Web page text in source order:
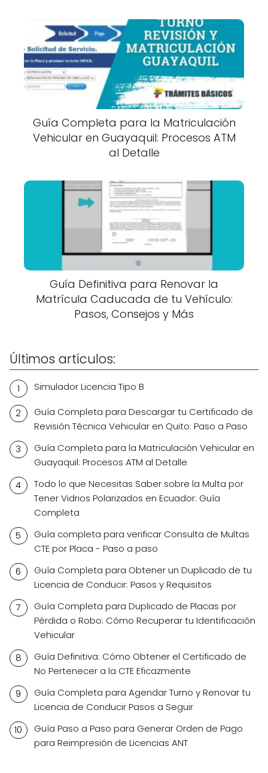
Guía Completa para la Matriculación
Vehicular en Guayaquil: Procesos ATM
al Detalle
Guía Definitiva para Renovar la
Matrícula Caducada de tu Vehículo:
Pasos, Consejos y Más
Últimos artículos:
Simulador Licencia Tipo B
Guía Completa para Descargar tu Certificado de
Revisión Técnica Vehicular en Quito: Paso a Paso
Guía Completa para la Matriculación Vehicular en
Guayaquil: Procesos ATM al Detalle
Todo lo que Necesitas Saber sobre la Multa por
Tener Vidrios Polarizados en Ecuador: Guía
Completa
Guía completa para verificar Consulta de Multas
CTE por Placa - Paso a paso
Guía Completa para Obtener un Duplicado de tu
Licencia de Conducir: Pasos y Requisitos
Guía Completa para Duplicado de Placas por
Pérdida o Robo: Cómo Recuperar tu Identificación
Vehicular
Guía Definitiva: Cómo Obtener el Certificado de
No Pertenecer a la CTE Eficazmente
Guía Completa para Agendar Turno y Renovar tu
Licencia de Conducir Pasos a Seguir
Guía Paso a Paso para Generar Orden de Pago
para Reimpresión de Licencias ANT